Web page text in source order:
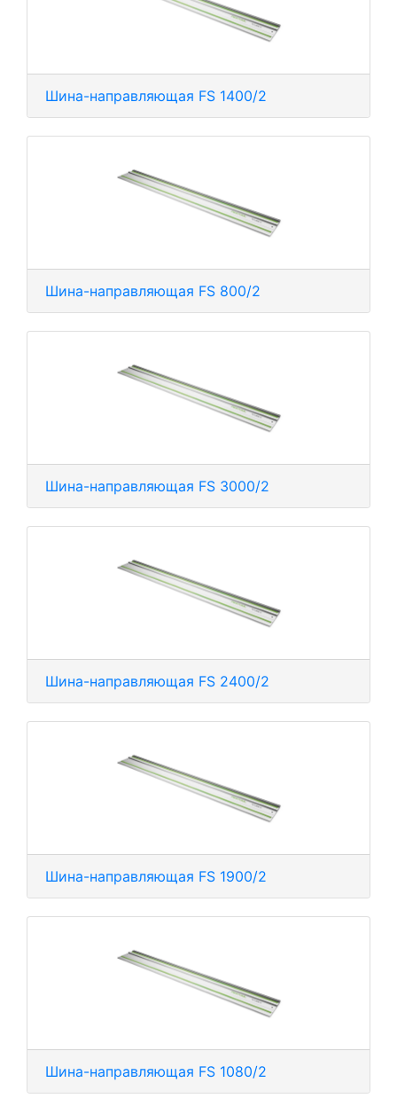
Шина-направляющая FS 1400/2
Шина-направляющая FS 800/2
Шина-направляющая FS 3000/2
Шина-направляющая FS 2400/2
Шина-направляющая FS 1900/2
Шина-направляющая FS 1080/2